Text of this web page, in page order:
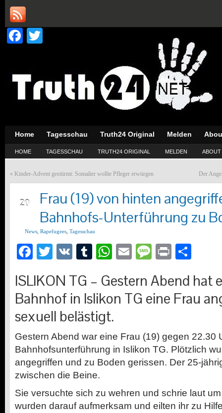
Facebook
Home Tagesschau Truth24 Original Melden
HOME TAGESSCHAU TRUTH24 ORIGINAL MELDEN ABOUT
« Kinder-Advent gestürmt: Somalier wollte Pfleger erwürgen Der
20
Frau (19) von hinten
Bahnhofs-Unterführung zu
News Rapefugees Tagesschau
Facebook
Twitter
VK Tumblr
WhatsApp
EmailMessage
Print
ISLIKON TG – Gestern Abend hat
Bahnhof in Islikon TG eine Frau
sexuell belästigt.
Gestern Abend war eine Frau (19) gegen 22.30
Bahnhofsunterführung in Islikon TG. Plötzlich
angegriffen und zu Boden gerissen. Der 25-
zwischen die Beine.
Sie versuchte sich zu wehren und schrie laut
wurden darauf aufmerksam und eilten ihr zu